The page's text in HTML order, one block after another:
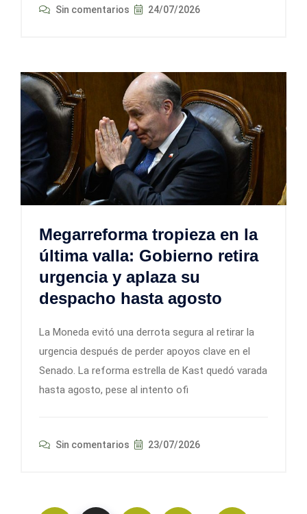
Sin comentarios 24/07/2026
Megarreforma tropieza en la
última valla: Gobierno retira
urgencia y aplaza su
despacho hasta agosto
La Moneda evitó una derrota segura al retirar la
urgencia después de perder apoyos clave en el
Senado. La reforma estrella de Kast quedó varada
hasta agosto, pese al intento ofi
Sin comentarios 23/07/2026